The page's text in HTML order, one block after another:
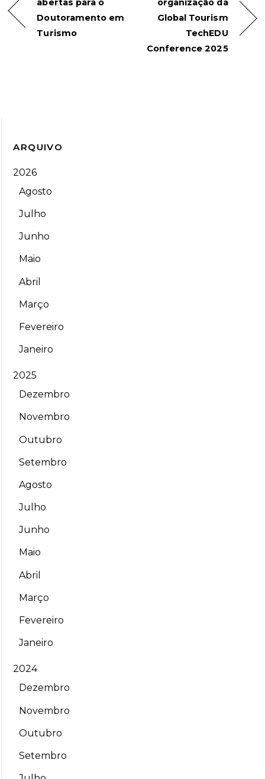
abertas para o
Doutoramento em
Turismo
organização da
Global Tourism
TechEDU
Conference 2025
ARQUIVO
2026
Agosto
Julho
Junho
Maio
Abril
Março
Fevereiro
Janeiro
2025
Dezembro
Novembro
Outubro
Setembro
Agosto
Julho
Junho
Maio
Abril
Março
Fevereiro
Janeiro
2024
Dezembro
Novembro
Outubro
Setembro